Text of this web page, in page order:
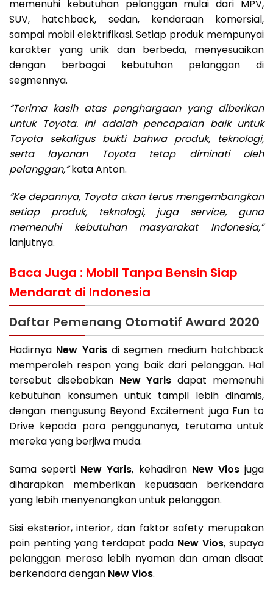
memenuhi kebutuhan pelanggan mulai dari MPV,
SUV, hatchback, sedan, kendaraan komersial,
sampai mobil elektrifikasi. Setiap produk mempunyai
karakter yang unik dan berbeda, menyesuaikan
dengan berbagai kebutuhan pelanggan di
segmennya.
“Terima kasih atas penghargaan yang diberikan
untuk Toyota. Ini adalah pencapaian baik untuk
Toyota sekaligus bukti bahwa produk, teknologi,
serta layanan Toyota tetap diminati oleh
pelanggan,”kata Anton.
“Ke depannya, Toyota akan terus mengembangkan
setiap produk, teknologi, juga service, guna
memenuhi kebutuhan masyarakat Indonesia,”
lanjutnya.
Baca Juga : Mobil Tanpa Bensin Siap
Mendarat di Indonesia
Daftar Pemenang Otomotif Award 2020
Hadirnya New Yarisdi segmen medium hatchback
memperoleh respon yang baik dari pelanggan. Hal
tersebut disebabkan New Yaris dapat memenuhi
kebutuhan konsumen untuk tampil lebih dinamis,
dengan mengusung Beyond Excitement juga Fun to
Drive kepada para penggunanya, terutama untuk
mereka yang berjiwa muda.
Sama seperti New Yaris, kehadiranNew Viosjuga
diharapkan memberikan kepuasaan berkendara
yang lebih menyenangkan untuk pelanggan.
Sisi eksterior, interior, dan faktor safety merupakan
poin penting yang terdapat pada New Vios, supaya
pelanggan merasa lebih nyaman dan aman disaat
berkendara dengan New Vios.